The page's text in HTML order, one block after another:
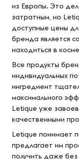
из Европы. Это
затратным, но
доступные цены
бренда является
находиться в
Все продукты
индивидуальных
ингредиент
максимального
Letique уже
качественными
Letique понимает
предлагает им
получить даже